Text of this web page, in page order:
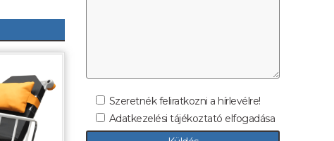
Szeretnék feliratkozni a hírlevélre!
Adatkezelési tájékoztató elfogadása